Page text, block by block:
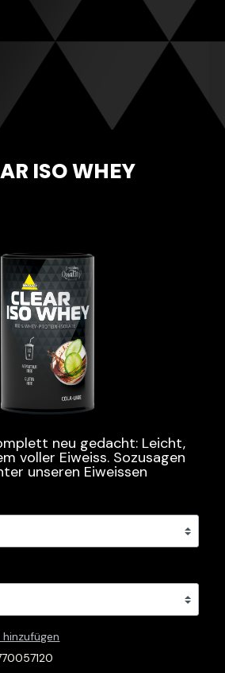
ISO WHEY
neu gedacht: Leicht,
voller Eiweiss. Sozusagen
unseren Eiweissen